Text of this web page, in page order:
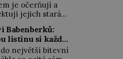
třetinu všech
asi 3500
Ohromně na
ducha zdědí
po otci
je očerňují a
jejich stará
žold! Lipkové
„podrazům“
Babenberků:
listinu si každý
po svém
do největší bitevní